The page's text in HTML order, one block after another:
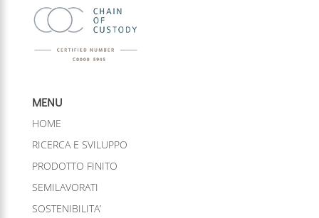
MENU
HOME
RICERCA E SVILUPPO
PRODOTTO FINITO
SEMILAVORATI
SOSTENIBILITA’